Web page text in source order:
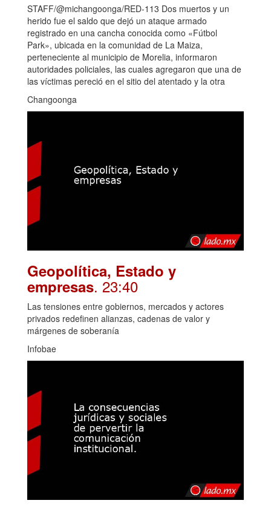
STAFF/@michangoonga/RED-113 Dos muertos y un
herido fue el saldo que dejó un ataque armado
registrado en una cancha conocida como «Fútbol
Park», ubicada en la comunidad de La Maiza,
perteneciente al municipio de Morelia, informaron
autoridades policiales, las cuales agregaron que una de
las víctimas pereció en el sitio del atentado y la otra
Changoonga
Geopolítica, Estado y
empresas. 23:40
Las tensiones entre gobiernos, mercados y actores
privados redefinen alianzas, cadenas de valor y
márgenes de soberanía
Infobae